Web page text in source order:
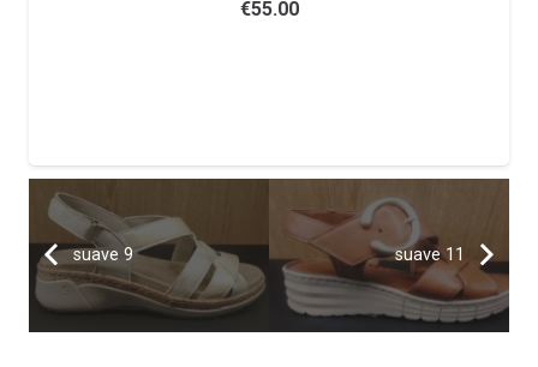
€55.00
suave 9 suave 11